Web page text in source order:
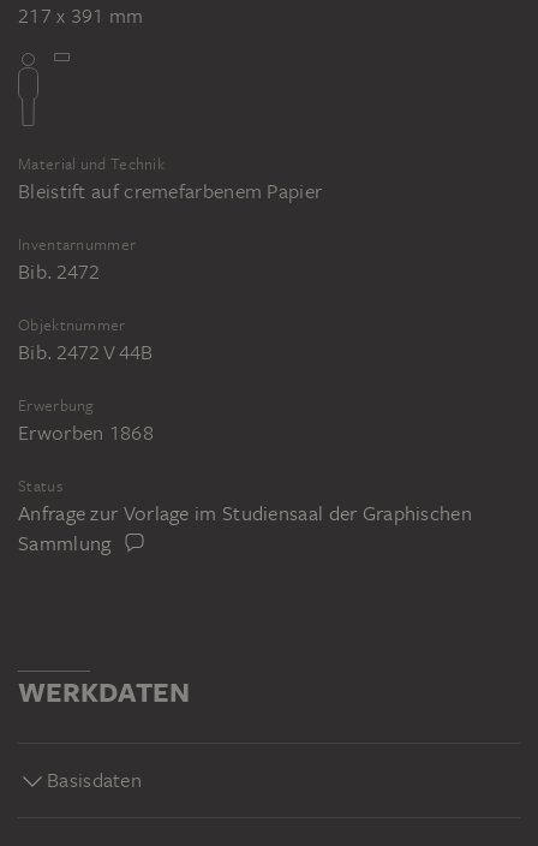
217 x 391 mm
Material und Technik
Bleistift auf cremefarbenem Papier
Inventarnummer
Bib. 2472
Objektnummer
Bib. 2472 V 44B
Erwerbung
Erworben 1868
Status
Anfrage zur Vorlage im Studiensaal der Graphischen
Sammlung
WERKDATEN
Basisdaten